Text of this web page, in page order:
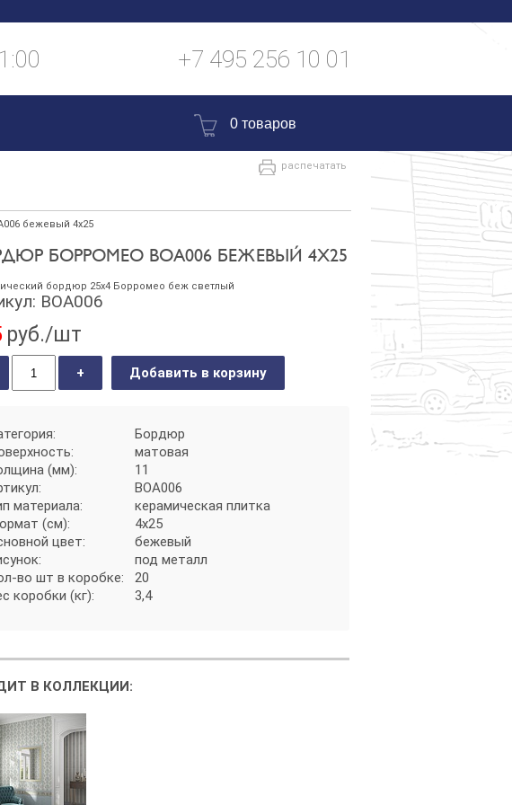
+7 495 256 10 01
0 товаров
распечатать
бежевый 4х25
БОРРОМЕО BOA006 БЕЖЕВЫЙ 4Х25
бордюр 25х4 Борромео беж светлый
BOA006
руб./шт
+ Добавить в корзину
Бордюр
матовая
(мм):
11
BOA006
материала:
керамическая плитка
(см):
4х25
цвет:
бежевый
под металл
во шт в коробке:
20
коробки (кг):
3,4
В КОЛЛЕКЦИИ: